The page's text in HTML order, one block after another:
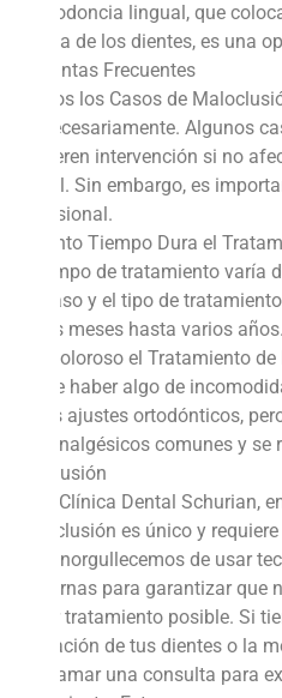
la ortodoncia lingual, que
interna de los dientes, es una
Preguntas Frecuentes
¿Todos los Casos de
No necesariamente. Algunos
requieren intervención si no
dental. Sin embargo, es
profesional.
¿Cuánto Tiempo Dura el
El tiempo de tratamiento varía
del caso y el tipo de
pocos meses hasta varios años.
¿Es Doloroso el Tratamiento
Puede haber algo de
de los ajustes ortodónticos,
con analgésicos comunes y se
Conclusión
En la Clínica Dental Schurian,
maloclusión es único y
Nos enorgullecemos de usar
modernas para garantizar que
mejor tratamiento posible. Si
alineación de tus dientes o la
programar una consulta para